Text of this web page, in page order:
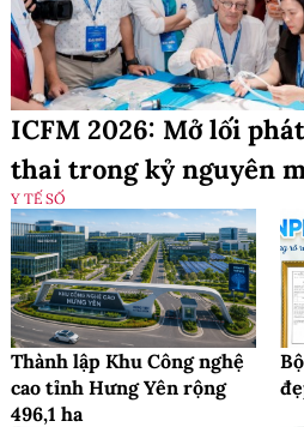
ICFM 2026: Mở lối
thai trong kỷ nguyên
Y TẾ SỐ
Thành lập Khu Công nghệ
cao tỉnh Hưng Yên rộng
496,1 ha